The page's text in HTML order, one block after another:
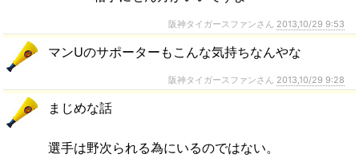
阪神タイガースファンさん 2013,10/29 9:53
マンUのサポーターもこんな気持ちなんやな
阪神タイガースファンさん 2013,10/29 9:28
まじめな話
選手は野次られる為にいるのではない。